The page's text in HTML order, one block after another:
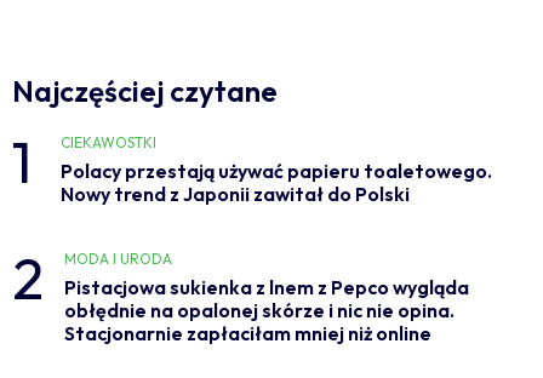
Najczęściej czytane
1 CIEKAWOSTKI
Polacy przestają używać papieru toaletowego.
Nowy trend z Japonii zawitał do Polski
2 MODA I URODA
Pistacjowa sukienka z lnem z Pepco wygląda
obłędnie na opalonej skórze i nic nie opina.
Stacjonarnie zapłaciłam mniej niż online